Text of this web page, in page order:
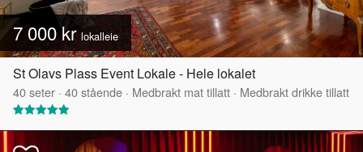
7 000 krlokalleie
St Olavs Plass Event Lokale - Hele lokalet
40seter · 40stående · Medbrakt mat tillatt · Medbrakt drikke tillatt